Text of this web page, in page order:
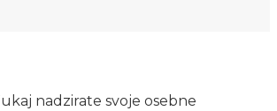
nadzirate svoje osebne